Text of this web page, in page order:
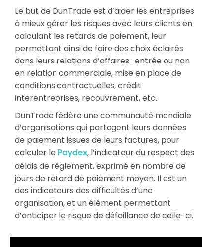
Le but de DunTrade est d’aider les entreprises
à mieux gérer les risques avec leurs clients en
calculant les retards de paiement, leur
permettant ainsi de faire des choix éclairés
dans leurs relations d’affaires : entrée ou non
en relation commerciale, mise en place de
conditions contractuelles, crédit
interentreprises, recouvrement, etc.
DunTrade fédère une communauté mondiale
d’organisations qui partagent leurs données
de paiement issues de leurs factures, pour
calculer le Paydex, l’indicateur du respect des
délais de règlement, exprimé en nombre de
jours de retard de paiement moyen. Il est un
des indicateurs des difficultés d’une
organisation, et un élément permettant
d’anticiper le risque de défaillance de celle-ci.